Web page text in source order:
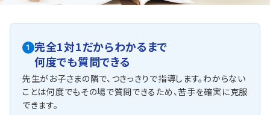
・定期テスト対策コース
・公立高校入試対策コース
東浦町立北部中学校
トライは学校から車で約１０分の立地にあり、学校と少し離
れていますが、車での通塾を選ぶご家庭も多く、安心して通
えます。
1
完全1対1だからわかるまで
何度でも質問できる
先生がお子さまの隣で、つきっきりで指導します。わからない
ことは何度でもその場で質問できるため、苦手を確実に克服
できます。